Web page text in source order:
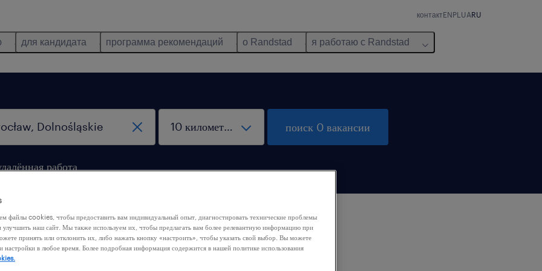
контактENPL UARU
для кандидата программа рекомендаций о Randstad я работаю с Randstad
работа
поиск 0 вакансии
никакой работы с этими фильтрами. Попробуйте
файлы cookies, чтобы предоставить вам индивидуальный опыт, диагностировать технические проблемы
наш сайт. Мы также используем их, чтобы предлагать вам более релевантную информацию при
принять или отклонить их, либо нажать кнопку «настроить», чтобы указать свой выбор. Вы можете
настройки в любое время. Более подробная информация содержится в нашей политике использования